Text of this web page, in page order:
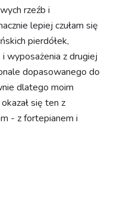
rzeźb i
lepiej czułam się
pierdółek,
wyposażenia z drugiej
dopasowanego do
dlatego moim
się ten z
- z fortepianem i